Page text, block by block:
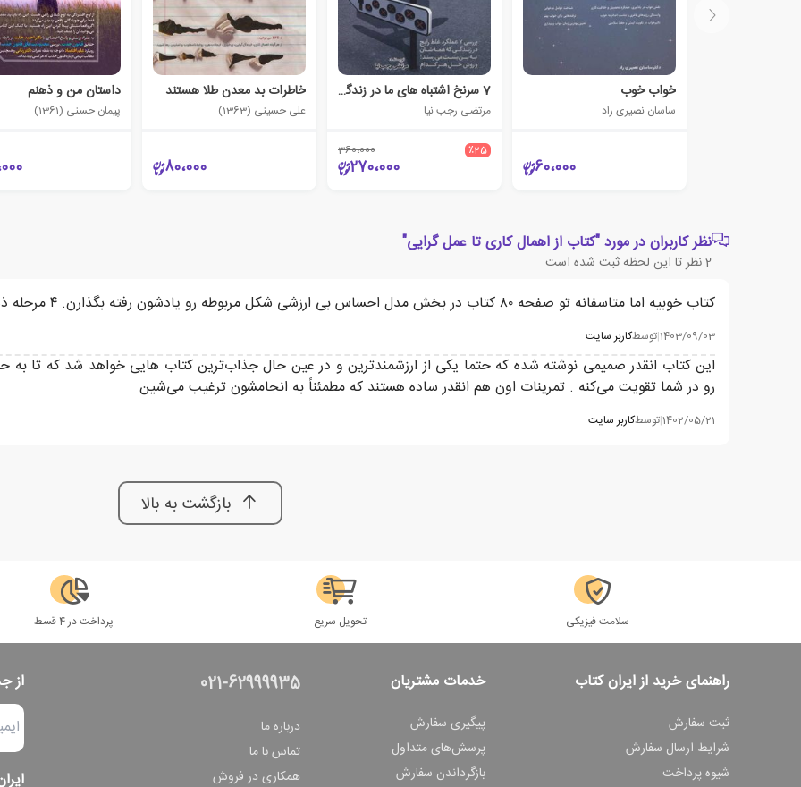
خواب خوب
ساسان نصیری راد
60،000
7 سرنخ اشتباه های ما در زندگی
مرتضی رجب نیا
٪25 360،000
270،000
خاطرات بد معدن طلا هستند
علی حسینی (1363)
80،000
داستان من و ذهنم
پیمان حسنی (1361)
نظر کاربران در مورد "کتاب از اهمال کاری تا عمل گرایی"
2نظر تا این لحظه ثبت شده است
کتاب خوبیه اما متاسفانه تو صفحه ۸۰ کتاب در بخش مدل احساس بی ارزشی شکل مربوطه رو یادشون رفته بگذارن. ۴ مرحله ذهنی اصلا مشخص نیست چی هستن.
1403/09/03
|توسطکاربر سایت
این کتاب انقدر صمیمی نوشته شده که حتما یکی از ارزشمند‌ترین و در عین حال جذاب‌ترین کتاب هایی خواهد شد که تا
رو در شما تقویت می‌کنه . تمرینات اون هم انقدر ساده هستند که مطمئناً به انجامشون ترغیب می‌شین
1402/05/21
|توسطکاربر سایت
بازگشت به بالا
سلامت فیزیکی تحویل سریع پرداخت در 4 قسط
راهنمای خرید از ایران کتاب
ثبت سفارش
شرایط ارسال سفارش
شیوه پرداخت
خدمات مشتریان
پیگیری سفارش
پرسش‌های متداول
بازگرداندن سفارش
021-62999935
درباره ما
تماس با ما
همکاری در فروش
از